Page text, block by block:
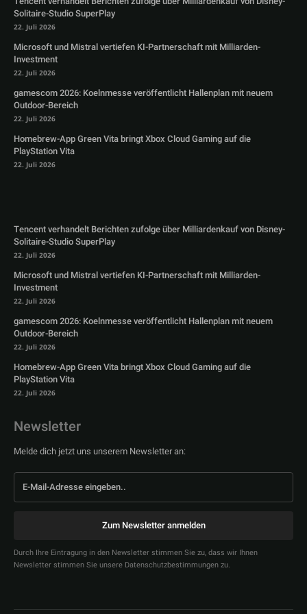
Solitaire-Studio SuperPlay
22. Juli 2026
Microsoft und Mistral vertiefen KI-Partnerschaft mit Milliarden-
Investment
22. Juli 2026
gamescom 2026: Koelnmesse veröffentlicht Hallenplan mit neuem
Outdoor-Bereich
22. Juli 2026
Homebrew-App Green Vita bringt Xbox Cloud Gaming auf die
PlayStation Vita
22. Juli 2026
Tencent verhandelt Berichten zufolge über Milliardenkauf von Disney-
Solitaire-Studio SuperPlay
22. Juli 2026
Microsoft und Mistral vertiefen KI-Partnerschaft mit Milliarden-
Investment
22. Juli 2026
gamescom 2026: Koelnmesse veröffentlicht Hallenplan mit neuem
Outdoor-Bereich
22. Juli 2026
Homebrew-App Green Vita bringt Xbox Cloud Gaming auf die
PlayStation Vita
22. Juli 2026
Newsletter
Melde dich jetzt uns unserem Newsletter an:
Zum Newsletter anmelden
Durch Ihre Eintragung in den Newsletter stimmen Sie zu, dass wir Ihnen
Newsletter stimmen Sie unsere Datenschutzbestimmungen zu.